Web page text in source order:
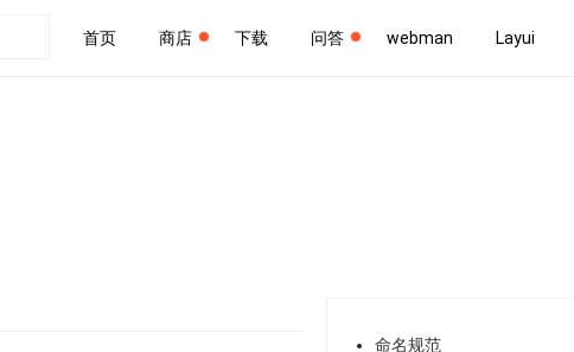
首页 商店 下载 问答 webman Layui
命名规范